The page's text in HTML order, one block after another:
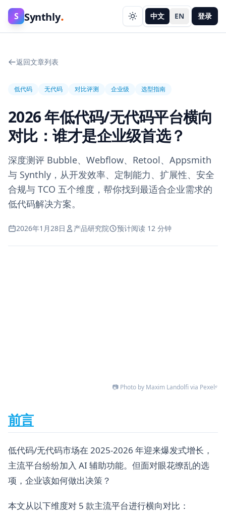
S Synthly. 中文 EN 登录
返回文章列表
低代码 无代码 对比评测 企业级 选型指南
2026 年低代码/无代码平台横向
对比：谁才是企业级首选？
深度测评 Bubble、Webflow、Retool、Appsmith
与 Synthly，从开发效率、定制能力、扩展性、安全
合规与 TCO 五个维度，帮你找到最适合企业需求的
低代码解决方案。
2026年1月28日 产品研究院 预计阅读 12 分钟
📷 Photo by Maxim Landolfi via Pexels
前言
低代码/无代码市场在 2025-2026 年迎来爆发式增长，
主流平台纷纷加入 AI 辅助功能。但面对眼花缭乱的选
项，企业该如何做出决策？
本文从以下维度对 5 款主流平台进行横向对比：